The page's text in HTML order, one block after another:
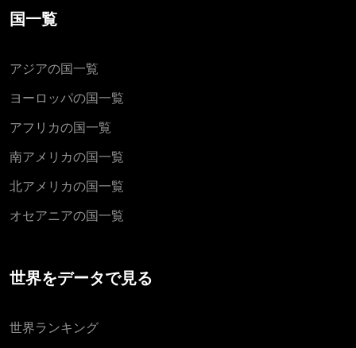
国一覧
アジアの国一覧
ヨーロッパの国一覧
アフリカの国一覧
南アメリカの国一覧
北アメリカの国一覧
オセアニアの国一覧
世界をデータで見る
世界ランキング